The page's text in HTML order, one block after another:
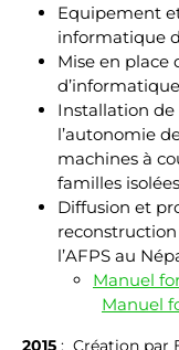
Equipement
informatique
Mise en place
Installation
l’autonomie
machines à
familles
Diffusion et
l’AFPS au
Manuel
Manuel
2015 : Création par